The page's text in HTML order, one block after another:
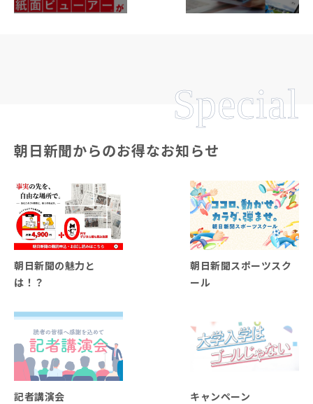
Special
朝日新聞からのお得なお知らせ
朝日新聞の魅力と
は！？
朝日新聞スポーツスク
ール
記者講演会 キャンペーン